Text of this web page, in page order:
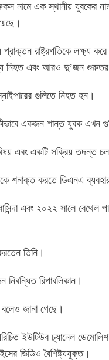
নামে এক স্থানীয় যুবকের
রাষ্ট্রপতিকে লক্ষ্য করে
নিহত এবং আরও দু’জন
গুলিতে নিহত হন।
একজন শান্ত যুবক এখন
এবং একটি সক্রিয় তদন্ত
শনাক্ত করতে ডিএনএ
এবং ২০২২ সালে
তিনি।
নিবন্ধিত রিপাবলিকান।
জানা গেছে।
ইউটিউব চ্যানেল ডেমোলিশন
ভিডিও বৈশিষ্ট্যযুক্ত।